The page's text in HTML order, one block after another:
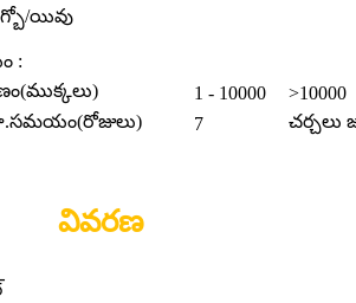
యివు
:
1 - 10000
>10000
7 చర్చలు
వివరణ